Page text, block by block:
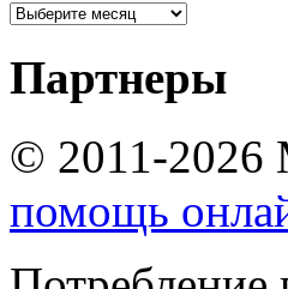
Партнеры
© 2011-2026
помощь